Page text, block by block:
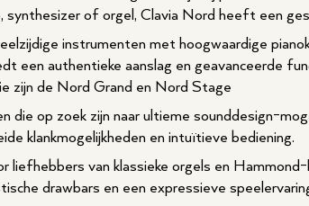
of orgel, Clavia Nord heeft een
instrumenten met hoogwaardige
een authentieke aanslag en geavanceerde
zijn de Nord Grand en Nord Stage
die op zoek zijn naar ultieme sounddesign-
klankmogelijkheden en intuïtieve bediening.
liefhebbers van klassieke orgels en
drawbars en een expressieve